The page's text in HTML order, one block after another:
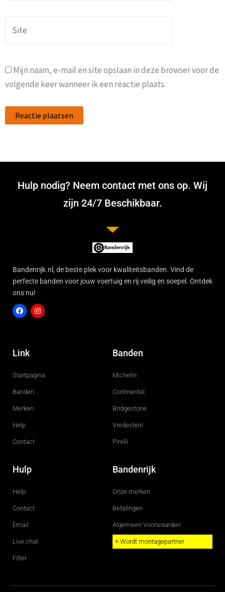
Mijn naam, e-mail en site opslaan in deze browser voor de
volgende keer wanneer ik een reactie plaats.
Hulp nodig? Neem contact met ons op. Wij
zijn 24/7 Beschikbaar.
Bandenrijk.nl, de beste plek voor kwaliteitsbanden. Vind de
perfecte banden voor jouw voertuig en rij veilig en soepel. Ontdek
ons nu!
c
e
o
g
r
Link
Startpagina
Banden
Merken
Help
Contact
Banden
Michelin
Continental
Bridgestone
Vredestein
Pirelli
Hulp
Help
Contact
Email
Live chat
Filter
Bandenrijk
Onze merken
Betalingen
Algemeen Voorwaarden
+ Wordt montagepartner